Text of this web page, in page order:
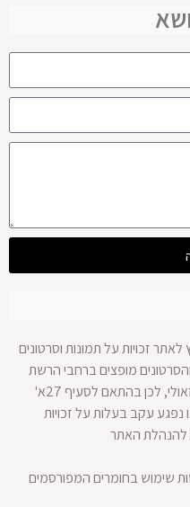
זכויות על תמונות וסרטונים
מופצים ברחבי הרשת
ולא מתאפשרת הגעה למקור החומר הויזאולי, לכן בהתאם לסעיף 27א'
נפגע עקב בעלות על זכויות
להנהלת האתר
שימוש בחומרים המפורסמים